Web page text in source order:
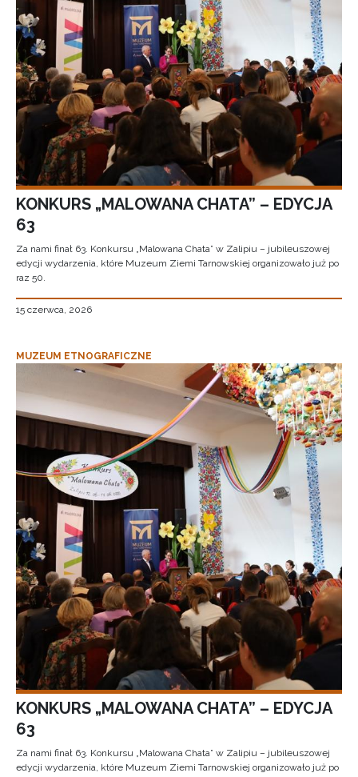
KONKURS „MALOWANA CHATA” – EDYCJA
63
Za nami finał 63. Konkursu „Malowana Chata” w Zalipiu – jubileuszowej
edycji wydarzenia, które Muzeum Ziemi Tarnowskiej organizowało już po
raz 50.
15 czerwca, 2026
MUZEUM ETNOGRAFICZNE
KONKURS „MALOWANA CHATA” – EDYCJA
63
Za nami finał 63. Konkursu „Malowana Chata” w Zalipiu – jubileuszowej
edycji wydarzenia, które Muzeum Ziemi Tarnowskiej organizowało już po